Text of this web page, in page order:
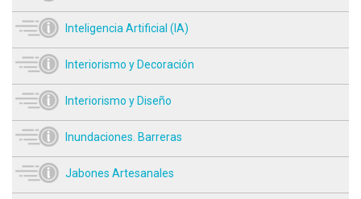
Inteligencia Artificial (IA)
Interiorismo y Decoración
Interiorismo y Diseño
Inundaciones. Barreras
Jabones Artesanales